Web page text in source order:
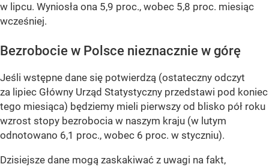
w lipcu. Wyniosła ona 5,9 proc., wobec 5,8 proc. miesiąc
wcześniej.
Bezrobocie w Polsce nieznacznie w górę
Jeśli wstępne dane się potwierdzą (ostateczny odczyt
za lipiec Główny Urząd Statystyczny przedstawi pod koniec
tego miesiąca) będziemy mieli pierwszy od blisko pół roku
wzrost stopy bezrobocia w naszym kraju (w lutym
odnotowano 6,1 proc., wobec 6 proc. w styczniu).
Dzisiejsze dane mogą zaskakiwać z uwagi na fakt,